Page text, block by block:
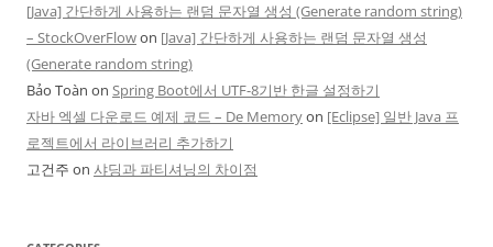
[Java] 간단하게 사용하는 랜덤 문자열 생성 (Generate random string)
– StockOverFlowon [Java] 간단하게 사용하는 랜덤 문자열 생성
(Generate random string)
Bảo Toàn on Spring Boot에서 UTF-8기반 한글 설정하기
자바 엑셀 다운로드 예제 코드 – De Memoryon [Eclipse] 일반 Java 프
로젝트에서 라이브러리 추가하기
고건주 on 샤딩과 파티셔닝의 차이점